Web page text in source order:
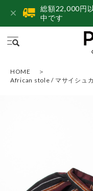
総額22,000円
中です
HOME
African stole / マサイシュ